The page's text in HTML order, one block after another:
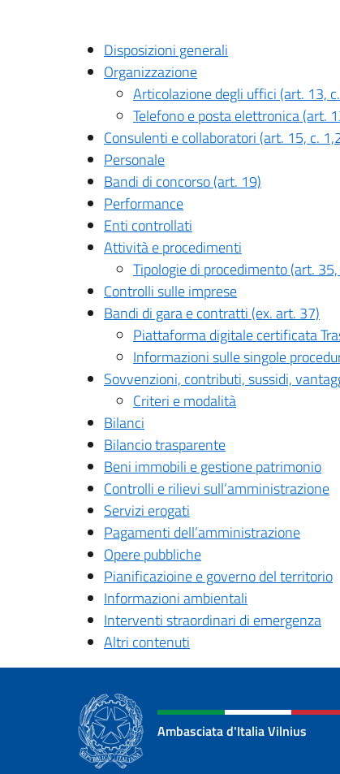
Disposizioni generali
Organizzazione
Articolazione degli uffici (art. 13,
Telefono e posta elettronica (art.
Consulenti e collaboratori (art. 15, c.
Personale
Bandi di concorso (art. 19)
Performance
Enti controllati
Attività e procedimenti
Tipologie di procedimento (art. 35,
Controlli sulle imprese
Bandi di gara e contratti (ex. art. 37)
Piattaforma digitale certificata
Informazioni sulle singole
Sovvenzioni, contributi, sussidi,
Criteri e modalità
Bilanci
Bilancio trasparente
Beni immobili e gestione patrimonio
Controlli e rilievi sull’amministrazione
Servizi erogati
Pagamenti dell’amministrazione
Opere pubbliche
Pianificazioine e governo del territorio
Informazioni ambientali
Interventi straordinari di emergenza
Altri contenuti
Ambasciata d'Italia Vilnius